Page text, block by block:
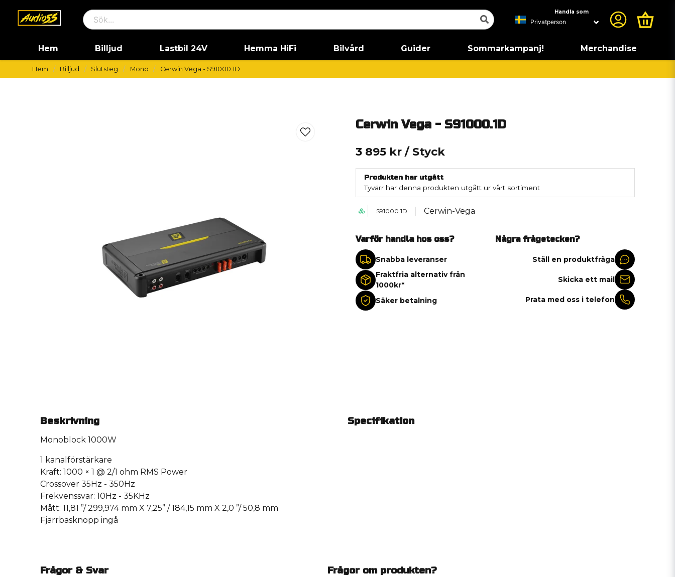
Handla som
Hem Billjud Lastbil 24V Hemma HiFi Bilvård Guider Sommarkampanj! Merchandise
Hem Billjud Slutsteg Mono Cerwin Vega - S91000.1D
Cerwin Vega - S91000.1D
3 895 kr / Styck
Produkten har utgått
Tyvärr har denna produkten utgått ur vårt sortiment
S91000.1D Cerwin-Vega
Varför handla hos oss?
Snabba leveranser
Fraktfria alternativ från
1000kr*
Säker betalning
Några frågetecken?
Ställ en produktfråga
Skicka ett mail
Prata med oss i telefon
Beskrivning
Monoblock 1000W
1 kanalförstärkare
Kraft: 1000 × 1 @ 2/1 ohm RMS Power
Crossover 35Hz - 350Hz
Frekvenssvar: 10Hz - 35KHz
Mått: 11,81 ”/ 299,974 mm X 7,25” / 184,15 mm X 2,0 ”/ 50,8 mm
Fjärrbasknopp ingå
Specifikation
Frågor & Svar Frågor om produkten?